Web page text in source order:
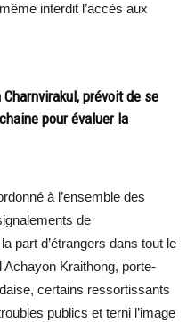
interdit l’accès aux
prévoit de se
pour évaluer la
à l’ensemble des
de
part d’étrangers dans tout le
Achayon Kraithong, porte-
certains ressortissants
publics et terni l’image